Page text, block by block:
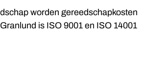
worden gereedschapkosten
is ISO 9001 en ISO 14001